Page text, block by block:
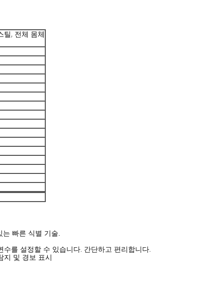
틸, 전체 몸체
빠른 식별 기술.
를 설정할 수 있습니다. 간단하고 편리합니다.
지 및 경보 표시